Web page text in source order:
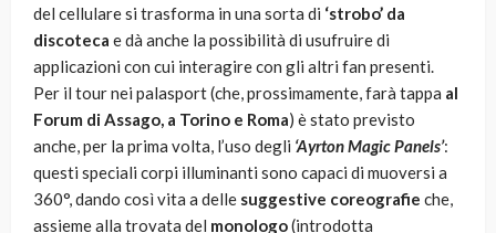
del cellulare si trasforma in una sorta di ‘strobo’ da
discoteca e dà anche la possibilità di usufruire di
applicazioni con cui interagire con gli altri fan presenti.
Per il tour nei palasport (che, prossimamente, farà tappa al
Forum di Assago, a Torino e Roma) è stato previsto
anche, per la prima volta, l’uso degli ‘Ayrton Magic Panels’:
questi speciali corpi illuminanti sono capaci di muoversi a
360°, dando così vita a delle suggestive coreografie che,
assieme alla trovata del monologo(introdotta